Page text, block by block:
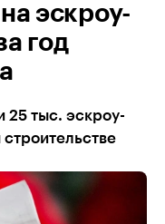
эскроу-
год
25 тыс. эскроу-